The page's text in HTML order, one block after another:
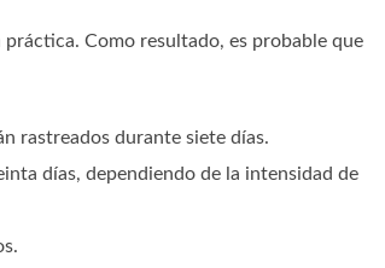
Como resultado, es probable que
rastreados durante siete días.
días, dependiendo de la intensidad de